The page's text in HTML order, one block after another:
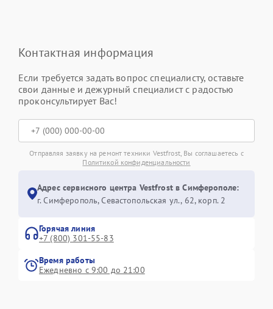
Контактная информация
Если требуется задать вопрос специалисту, оставьте
свои данные и дежурный специалист с радостью
проконсультирует Вас!
Отправляя заявку на ремонт техники Vestfrost, Вы соглашаетесь с
Политикой конфиденциальности
Адрес сервисного центра Vestfrost в Симферополе:
г. Симферополь, Севастопольская ул., 62, корп. 2
Горячая линия
+7 (800) 301-55-83
Время работы
Ежедневно с 9:00 до 21:00